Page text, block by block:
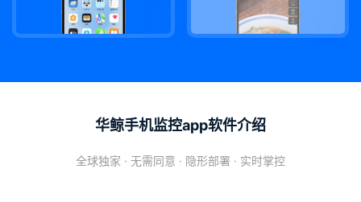
华鲸手机监控app软件介绍
全球独家 · 无需同意 · 隐形部署 · 实时掌控